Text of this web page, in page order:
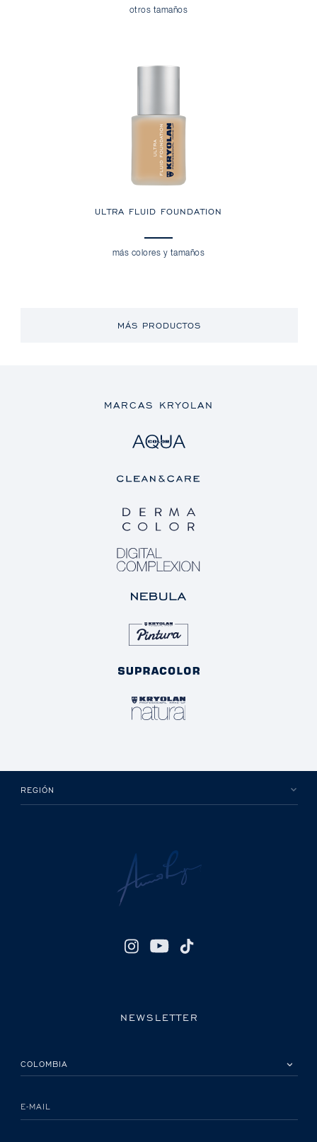
otros tamaños
ULTRA FLUID FOUNDATION
más colores y tamaños
MÁS PRODUCTOS
MARCAS KRYOLAN
REGIÓN
NEWSLETTER
E-MAIL